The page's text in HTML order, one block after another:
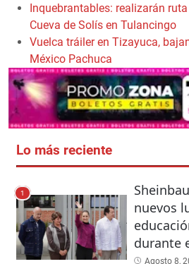
Inquebrantables: realizarán
Cueva de Solís en Tulancingo
Vuelca tráiler en Tizayuca,
México Pachuca
Lo más reciente
1
nuevos
durante
Agosto 8,